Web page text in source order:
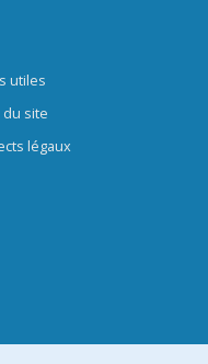
utiles
du site
légaux